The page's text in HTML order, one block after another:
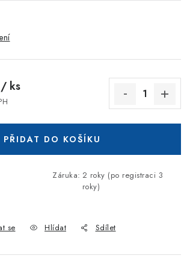
/ ks
PŘIDAT DO KOŠÍKU
Záruka: 2 roky (po registraci 3
roky)
se Hlídat Sdílet